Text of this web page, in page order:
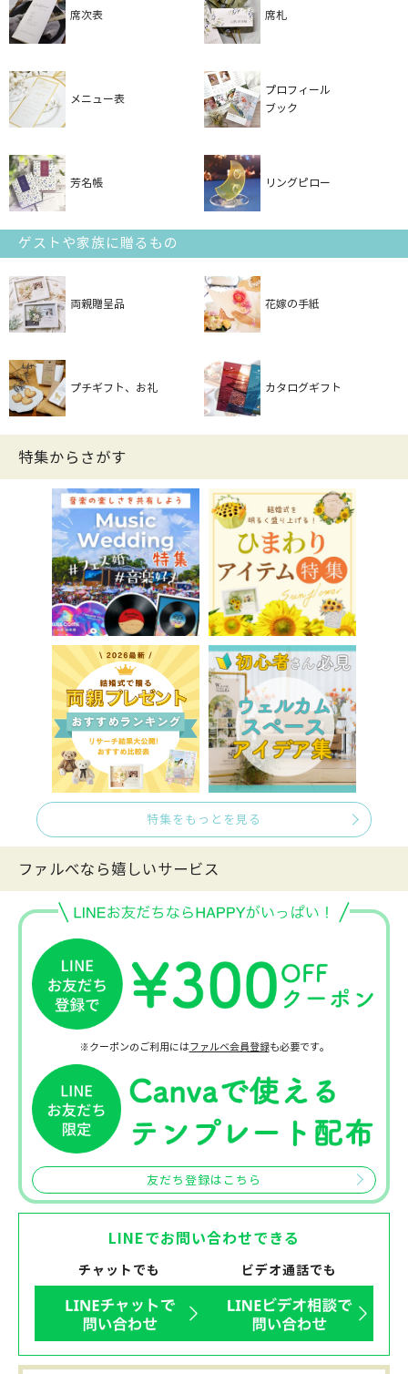
席次表 席札
メニュー表
プロフィール
ブック
芳名帳 リングピロー
ゲストや家族に贈るもの
両親贈呈品 花嫁の手紙
プチギフト、お礼 カタログギフト
特集からさがす
特集をもっとを見る
ファルべなら嬉しいサービス
※クーポンのご利用にはファルベ会員登録も必要です。
友だち登録はこちら
LINEでお問い合わせできる
チャットでも ビデオ通話でも